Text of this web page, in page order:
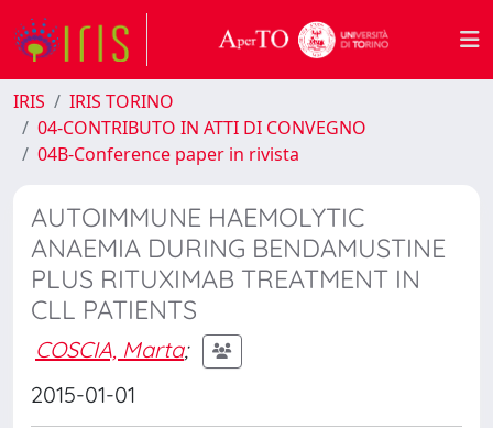
IRIS
IRIS TORINO
04-CONTRIBUTO IN ATTI DI CONVEGNO
04B-Conference paper in rivista
AUTOIMMUNE HAEMOLYTIC
ANAEMIA DURING BENDAMUSTINE
PLUS RITUXIMAB TREATMENT IN
CLL PATIENTS
COSCIA, Marta;
2015-01-01